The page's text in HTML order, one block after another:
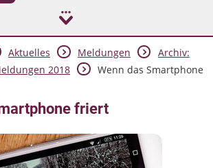
Aktuelles Meldungen
Archiv:
2018
Wenn das Smartphone
friert